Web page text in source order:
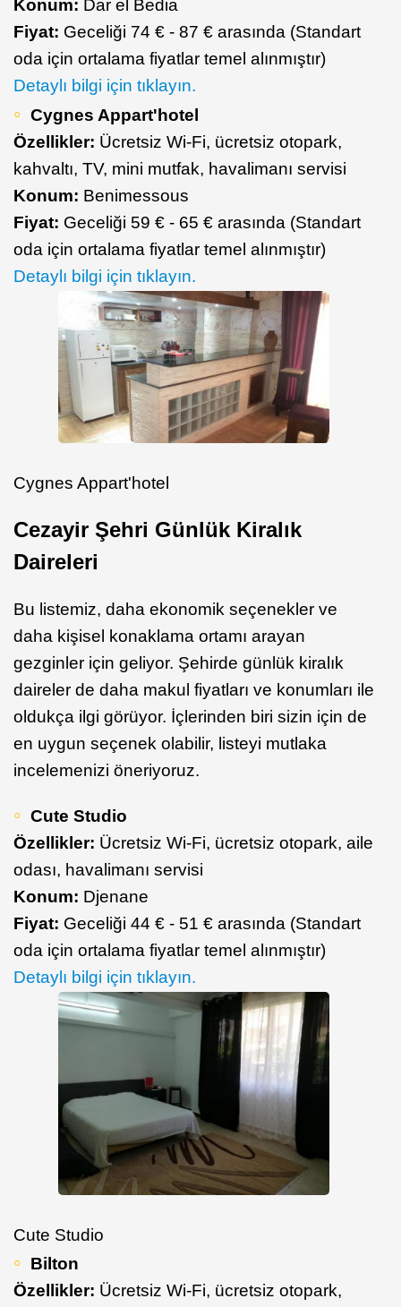
Konum: Dar el Bedia
Fiyat: Geceliği 74 € - 87 € arasında (Standart
oda için ortalama fiyatlar temel alınmıştır)
Detaylı bilgi için tıklayın.
Cygnes Appart'hotel
Özellikler: Ücretsiz Wi-Fi, ücretsiz otopark,
kahvaltı, TV, mini mutfak, havalimanı servisi
Konum: Benimessous
Fiyat: Geceliği 59 € - 65 € arasında (Standart
oda için ortalama fiyatlar temel alınmıştır)
Detaylı bilgi için tıklayın.
Cygnes Appart'hotel
Cezayir Şehri Günlük Kiralık
Daireleri
Bu listemiz, daha ekonomik seçenekler ve
daha kişisel konaklama ortamı arayan
gezginler için geliyor. Şehirde günlük kiralık
daireler de daha makul fiyatları ve konumları ile
oldukça ilgi görüyor. İçlerinden biri sizin için de
en uygun seçenek olabilir, listeyi mutlaka
incelemenizi öneriyoruz.
Cute Studio
Özellikler: Ücretsiz Wi-Fi, ücretsiz otopark, aile
odası, havalimanı servisi
Konum: Djenane
Fiyat: Geceliği 44 € - 51 € arasında (Standart
oda için ortalama fiyatlar temel alınmıştır)
Detaylı bilgi için tıklayın.
Cute Studio
Bilton
Özellikler: Ücretsiz Wi-Fi, ücretsiz otopark,